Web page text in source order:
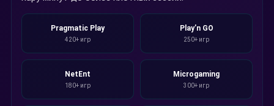
Pragmatic Play
420+ игр
Play’n GO
250+ игр
NetEnt
180+ игр
Microgaming
300+ игр